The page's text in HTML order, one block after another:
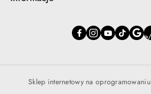
Sklep internetowy na oprogramowaniu